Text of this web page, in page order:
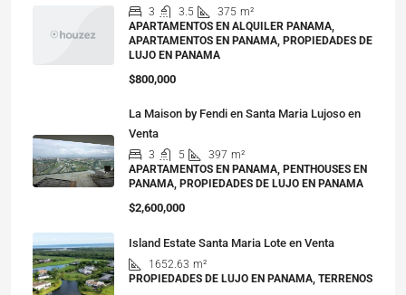
3 3.5 375 m²
APARTAMENTOS EN ALQUILER PANAMA,
APARTAMENTOS EN PANAMA, PROPIEDADES DE
LUJO EN PANAMA
$800,000
La Maison by Fendi en Santa Maria Lujoso en
Venta
3 5 397 m²
APARTAMENTOS EN PANAMA, PENTHOUSES EN
PANAMA, PROPIEDADES DE LUJO EN PANAMA
$2,600,000
Island Estate Santa Maria Lote en Venta
1652.63 m²
PROPIEDADES DE LUJO EN PANAMA, TERRENOS